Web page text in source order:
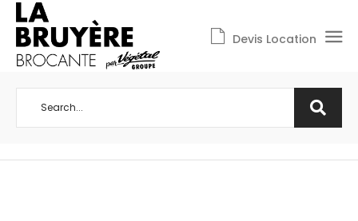
Devis Location